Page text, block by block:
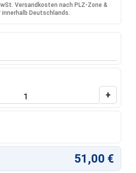
Versandkosten nach PLZ-Zone &
Deutschlands.
Gib den gewünschten
+
51,00 €